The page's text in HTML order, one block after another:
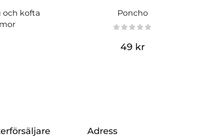
och kofta
Poncho
49 kr
Adress